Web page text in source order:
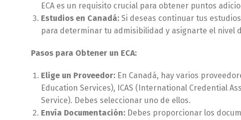
ECA es un requisito crucial para obtener puntos
Estudios en Canadá: Si deseas continuar tus
para determinar tu admisibilidad y asignarte el nivel
Pasos para Obtener un ECA:
Elige un Proveedor: En Canadá, hay varios
Education Services), ICAS (International Credential
Service). Debes seleccionar uno de ellos.
Envía Documentación: Debes proporcionar los